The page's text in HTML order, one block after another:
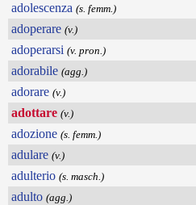
adolescenza (s. femm.)
adoperare (v.)
adoperarsi (v. pron.)
adorabile (agg.)
adorare (v.)
adottare (v.)
adozione (s. femm.)
adulare (v.)
adulterio (s. masch.)
adulto (agg.)